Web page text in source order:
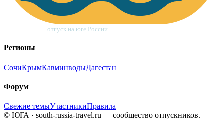
отпуск на юге России
Регионы
СочиКрымКавминводыДагестан
Форум
Свежие темыУчастникиПравила
© ЮГА · south-russia-travel.ru — сообщество отпускников.